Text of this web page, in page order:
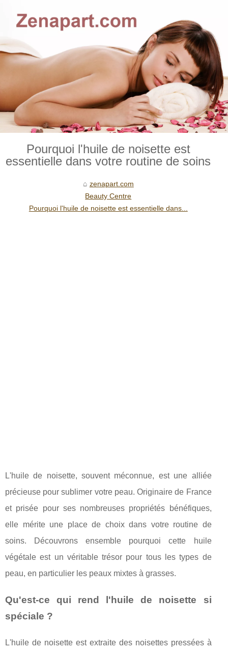
Pourquoi l'huile de noisette est
essentielle dans votre routine de soins
zenapart.com
Beauty Centre
Pourquoi l'huile de noisette est essentielle dans...
L'huile de noisette, souvent méconnue, est une alliée
précieuse pour sublimer votre peau. Originaire de France
et prisée pour ses nombreuses propriétés bénéfiques,
elle mérite une place de choix dans votre routine de
soins. Découvrons ensemble pourquoi cette huile
végétale est un véritable trésor pour tous les types de
peau, en particulier les peaux mixtes à grasses.
Qu'est-ce qui rend l'huile de noisette si
spéciale ?
L'huile de noisette est extraite des noisettes pressées à